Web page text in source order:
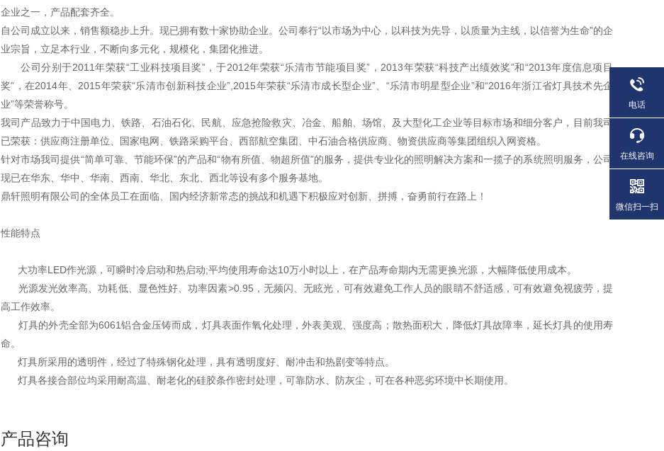
企业之一，产品配套齐全。
自公司成立以来，销售额稳步上升。现已拥有数十家协助企业。公司奉行“以市场为中心，以科技为先导，以质量为主线，以信誉为生命”的企
业宗旨，立足本行业，不断向多元化，规模化，集团化推进。
公司分别于2011年荣获“工业科技项目奖”，于2012年荣获“乐清市节能项目奖”，2013年荣获“科技产出绩效奖”和“2013年度信息项目
奖”，在2014年、2015年荣获“乐清市创新科技企业”,2015年荣获“乐清市成长型企业”、“乐清市明星型企业”和“2016年浙江省灯具技术先企
业”等荣誉称号。
我司产品致力于中国电力、铁路、石油石化、民航、应急抢险救灾、冶金、船舶、场馆、及大型化工企业等目标市场和细分客户，目前我司
已荣获：供应商注册单位、国家电网、铁路采购平台、西部航空集团、中石油合格供应商、物资供应商等集团组织入网资格。
针对市场我司提供“简单可靠、节能环保”的产品和“物有所值、物超所值”的服务，提供专业化的照明解决方案和一揽子的系统照明服务，公司
现已在华东、华中、华南、西南、华北、东北、西北等设有多个服务基地。
鼎轩照明有限公司的全体员工在面临、国内经济新常态的挑战和机遇下积极应对创新、拼搏，奋勇前行在路上！
性能特点
大功率LED作光源，可瞬时冷启动和热启动;平均使用寿命达10万小时以上，在产品寿命期内无需更换光源，大幅降低使用成本。
光源发光效率高、功耗低、显色性好、功率因素>0.95，无频闪、无眩光，可有效避免工作人员的眼睛不舒适感，可有效避免视疲劳，提
高工作效率。
灯具的外壳全部为6061铝合金压铸而成，灯具表面作氧化处理，外表美观、强度高；散热面积大，降低灯具故障率，延长灯具的使用寿
命。
灯具所采用的透明件，经过了特殊钢化处理，具有透明度好、耐冲击和热剧变等特点。
灯具各接合部位均采用耐高温、耐老化的硅胶条作密封处理，可靠防水、防灰尘，可在各种恶劣环境中长期使用。
产品咨询
电话
在线咨询
微信扫一扫